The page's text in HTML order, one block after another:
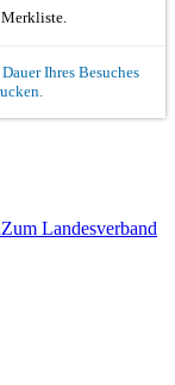
Ihres Besuches
Zum Landesverband